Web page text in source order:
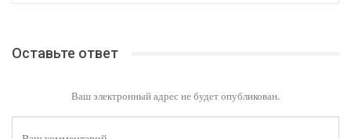
Оставьте ответ
Ваш электронный адрес не будет опубликован.